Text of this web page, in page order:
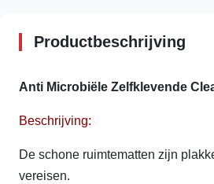
Productbeschrijving
Anti Microbiële Zelfklevende
Beschrijving:
De schone ruimtematten zijn
vereisen.